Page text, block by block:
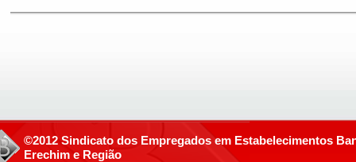
©2012 Sindicato dos Empregados em Estabelecimentos
Erechim e Região